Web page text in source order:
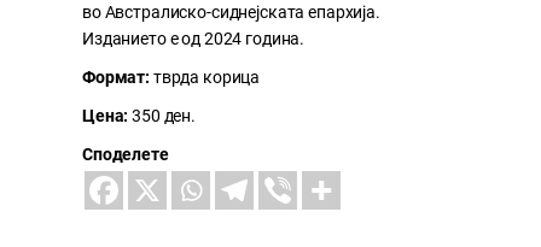
во Австралиско-сиднејската епархија.
Изданието е од 2024 година.
Формат: тврда корица
Цена:350 ден.
Споделете